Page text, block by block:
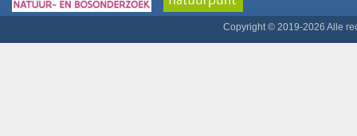
Copyright © 2019-2026 Alle